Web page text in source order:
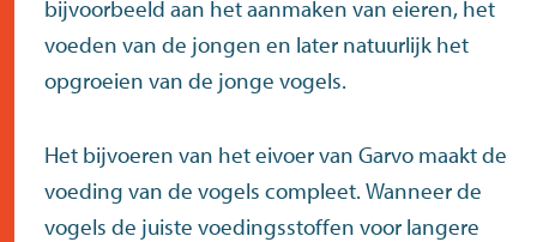
bijvoorbeeld aan het aanmaken van eieren, het
voeden van de jongen en later natuurlijk het
opgroeien van de jonge vogels.
Het bijvoeren van het eivoer van Garvo maakt de
voeding van de vogels compleet. Wanneer de
vogels de juiste voedingsstoffen voor langere